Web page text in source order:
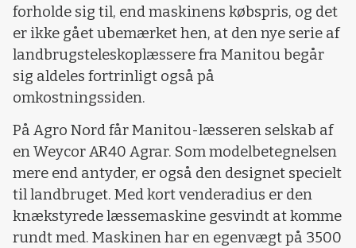
forholde sig til, end maskinens købspris, og det
er ikke gået ubemærket hen, at den nye serie af
landbrugsteleskoplæssere fra Manitou begår
sig aldeles fortrinligt også på
omkostningssiden.
På Agro Nord får Manitou-læsseren selskab af
en Weycor AR40 Agrar. Som modelbetegnelsen
mere end antyder, er også den designet specielt
til landbruget. Med kort venderadius er den
knækstyrede læssemaskine gesvindt at komme
rundt med. Maskinen har en egenvægt på 3500